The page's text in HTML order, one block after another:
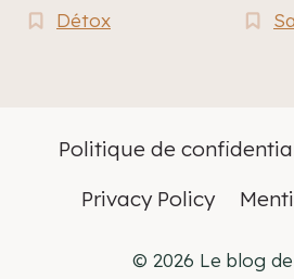
Détox
Politique de
Privacy Policy
© 2026 Le blog